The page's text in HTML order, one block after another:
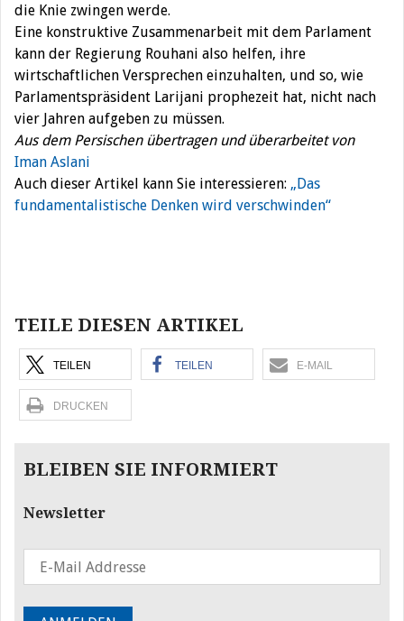
die Knie zwingen werde.
Eine konstruktive Zusammenarbeit mit dem Parlament
kann der Regierung Rouhani also helfen, ihre
wirtschaftlichen Versprechen einzuhalten, und so, wie
Parlamentspräsident Larijani prophezeit hat, nicht nach
vier Jahren aufgeben zu müssen.
Aus dem Persischen übertragen und überarbeitet von
Iman Aslani
Auch dieser Artikel kann Sie interessieren: „Das
fundamentalistische Denken wird verschwinden“
TEILE DIESEN ARTIKEL
TEILEN TEILEN E-MAIL
DRUCKEN
BLEIBEN SIE INFORMIERT
Newsletter